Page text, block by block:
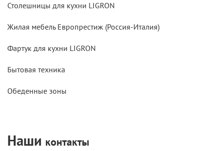
Столешницы для кухни LIGRON
Жилая мебель Европрестиж (Россия-Италия)
Фартук для кухни LIGRON
Бытовая техника
Обеденные зоны
Наши контакты